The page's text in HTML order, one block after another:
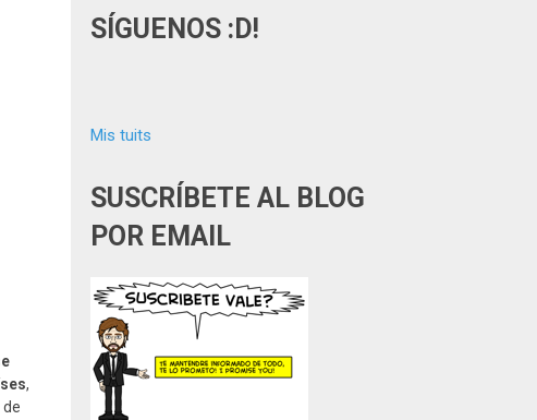
,
SÍGUENOS :D!
Mis tuits
SUSCRÍBETE AL BLOG
POR EMAIL